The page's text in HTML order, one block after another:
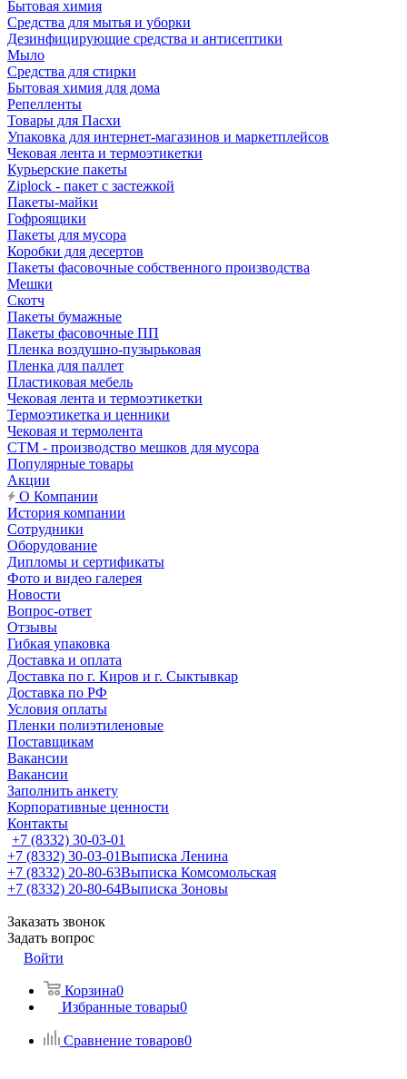
Бытовая химия
Средства для мытья и уборки
Дезинфицирующие средства и антисептики
Мыло
Средства для стирки
Бытовая химия для дома
Репелленты
Товары для Пасхи
Упаковка для интернет-магазинов и маркетплейсов
Чековая лента и термоэтикетки
Курьерские пакеты
Ziplock - пакет с застежкой
Пакеты-майки
Гофроящики
Пакеты для мусора
Коробки для десертов
Пакеты фасовочные собственного производства
Мешки
Скотч
Пакеты бумажные
Пакеты фасовочные ПП
Пленка воздушно-пузырьковая
Пленка для паллет
Пластиковая мебель
Чековая лента и термоэтикетки
Термоэтикетка и ценники
Чековая и термолента
СТМ - производство мешков для мусора
Популярные товары
Акции
О Компании
История компании
Сотрудники
Оборудование
Дипломы и сертификаты
Фото и видео галерея
Новости
Вопрос-ответ
Отзывы
Гибкая упаковка
Доставка и оплата
Доставка по г. Киров и г. Сыктывкар
Доставка по РФ
Условия оплаты
Пленки полиэтиленовые
Поставщикам
Вакансии
Вакансии
Заполнить анкету
Корпоративные ценности
Контакты
+7 (8332) 30-03-01
+7 (8332) 30-03-01Выписка Ленина
+7 (8332) 20-80-63Выписка Комсомольская
+7 (8332) 20-80-64Выписка Зоновы
Заказать звонок
Задать вопрос
Войти
Корзина0
Избранные товары0
Сравнение товаров0